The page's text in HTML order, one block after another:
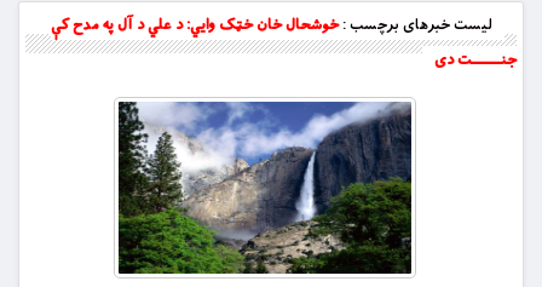
لیست خبرهای برچسب :خوشحال خان خټک وايي: د علي د آل په مدح کې
جنــــــــت دى